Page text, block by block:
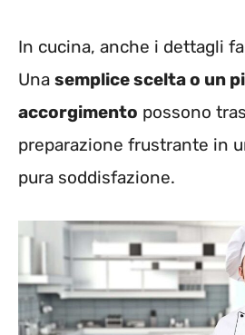
In cucina, anche i dettagli
Una semplice scelta o un
accorgimento possono
preparazione frustrante in
pura soddisfazione.